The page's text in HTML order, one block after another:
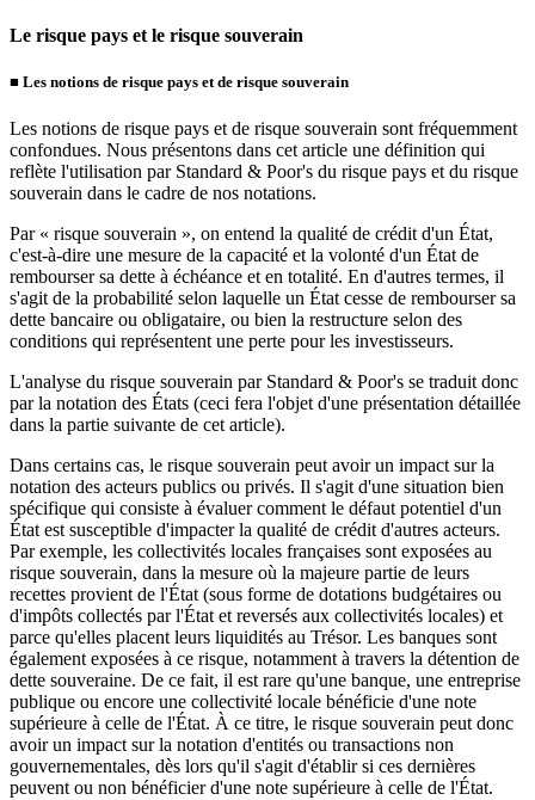
Le risque pays et le risque souverain
■ Les notions de risque pays et de risque souverain
Les notions de risque pays et de risque souverain sont fréquemment
confondues. Nous présentons dans cet article une définition qui
reflète l'utilisation par Standard & Poor's du risque pays et du risque
souverain dans le cadre de nos notations.
Par « risque souverain », on entend la qualité de crédit d'un État,
c'est-à-dire une mesure de la capacité et la volonté d'un État de
rembourser sa dette à échéance et en totalité. En d'autres termes, il
s'agit de la probabilité selon laquelle un État cesse de rembourser sa
dette bancaire ou obligataire, ou bien la restructure selon des
conditions qui représentent une perte pour les investisseurs.
L'analyse du risque souverain par Standard & Poor's se traduit donc
par la notation des États (ceci fera l'objet d'une présentation détaillée
dans la partie suivante de cet article).
Dans certains cas, le risque souverain peut avoir un impact sur la
notation des acteurs publics ou privés. Il s'agit d'une situation bien
spécifique qui consiste à évaluer comment le défaut potentiel d'un
État est susceptible d'impacter la qualité de crédit d'autres acteurs.
Par exemple, les collectivités locales françaises sont exposées au
risque souverain, dans la mesure où la majeure partie de leurs
recettes provient de l'État (sous forme de dotations budgétaires ou
d'impôts collectés par l'État et reversés aux collectivités locales) et
parce qu'elles placent leurs liquidités au Trésor. Les banques sont
également exposées à ce risque, notamment à travers la détention de
dette souveraine. De ce fait, il est rare qu'une banque, une entreprise
publique ou encore une collectivité locale bénéficie d'une note
supérieure à celle de l'État. À ce titre, le risque souverain peut donc
avoir un impact sur la notation d'entités ou transactions non
gouvernementales, dès lors qu'il s'agit d'établir si ces dernières
peuvent ou non bénéficier d'une note supérieure à celle de l'État.